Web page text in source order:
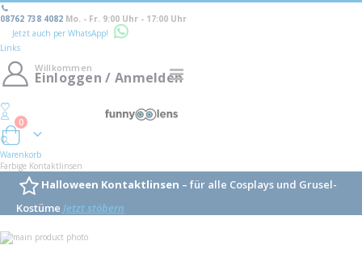
08762 738 4082 Mo. - Fr. 9:00 Uhr - 17:00 Uhr
Jetzt auch per WhatsApp!
Links
Navigation
Willkommen
Einloggen / Anmelden
Warenkorb
0
Warenkorb
Farbige Kontaktlinsen
Halloween Kontaktlinsen – für alle Cosplays und Grusel-
Kostüme Jetzt stöbern
Skip
to